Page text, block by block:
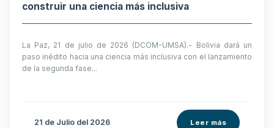
construir una ciencia más inclusiva
La Paz, 21 de julio de 2026 (DCOM-UMSA).- Bolivia dará un
paso inédito hacia una ciencia más inclusiva con el lanzamiento
de la segunda fase...
21 de Julio del 2026 Leer más